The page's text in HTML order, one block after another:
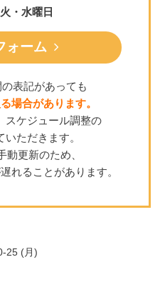
・水曜日
ォーム
表記があっても
場合があります。
スケジュール調整の
ただきます。
更新のため、
れることがあります。
25 (月)